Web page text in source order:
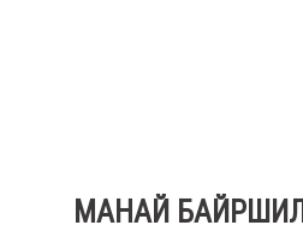
МАНАЙ БАЙРШИЛ